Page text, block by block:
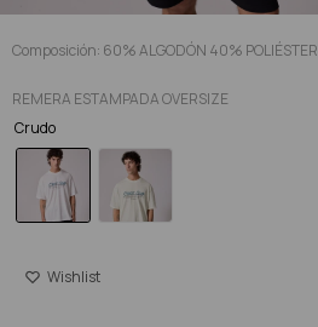
Composición: 60% ALGODÓN 40% POLIÉSTER
REMERA ESTAMPADA OVERSIZE
Crudo